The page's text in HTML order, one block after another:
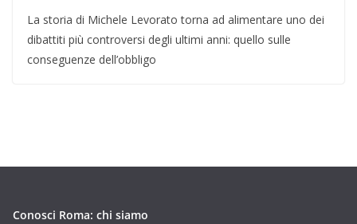
La storia di Michele Levorato torna ad alimentare uno dei
dibattiti più controversi degli ultimi anni: quello sulle
conseguenze dell’obbligo
Conosci Roma: chi siamo